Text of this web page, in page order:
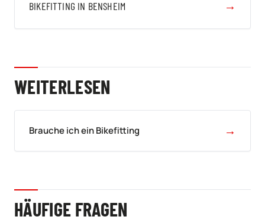
BIKEFITTING IN BENSHEIM →
WEITERLESEN
Brauche ich ein Bikefitting →
HÄUFIGE FRAGEN